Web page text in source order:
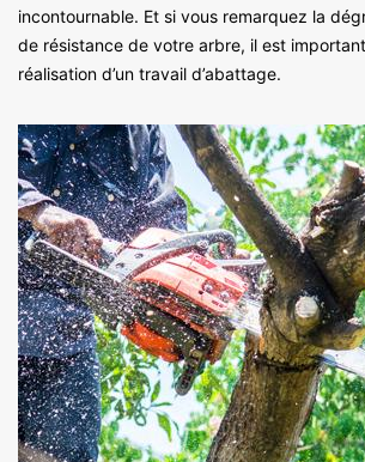
incontournable. Et si vous remarquez la
de résistance de votre arbre, il est
réalisation d’un travail d’abattage.